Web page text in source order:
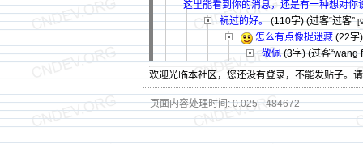
这里能看到你的消息，还是有一种想对
祝过的好。 (110字)(过客“过客”
怎么有点像捉迷藏 (22字)
敬佩 (3字)(过客“wang
欢迎光临本社区，您还没有登录，不能发贴子。
页面内容处理时间: 0.025 - 484672